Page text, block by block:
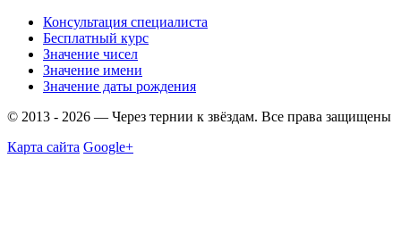
Консультация специалиста
Бесплатный курс
Значение чисел
Значение имени
Значение даты рождения
© 2013 - 2026 — Через тернии к звёздам. Все права защищены
Карта сайта Google+